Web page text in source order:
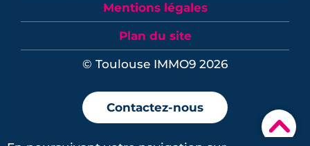
▾
Mentions légales
Plan du site
© Toulouse IMMO9 2026
Contactez-nous